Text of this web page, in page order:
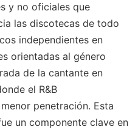
y no oficiales que
las discotecas de todo
independientes en
orientadas al género
de la cantante en
el R&B
penetración. Esta
un componente clave en